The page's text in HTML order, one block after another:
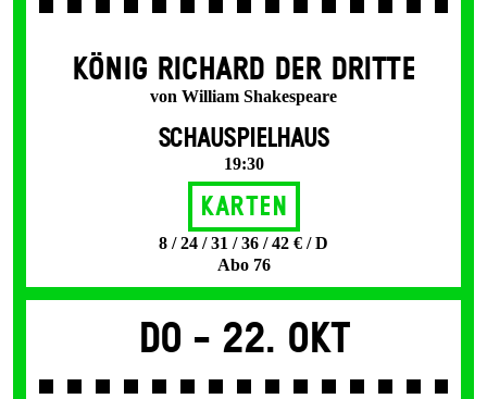
KÖNIG RICHARD DER DRITTE
von William Shakespeare
SCHAUSPIELHAUS
19:30
Karten
8 / 24 / 31 / 36 / 42 € / D
Abo 76
Do - 22. Okt